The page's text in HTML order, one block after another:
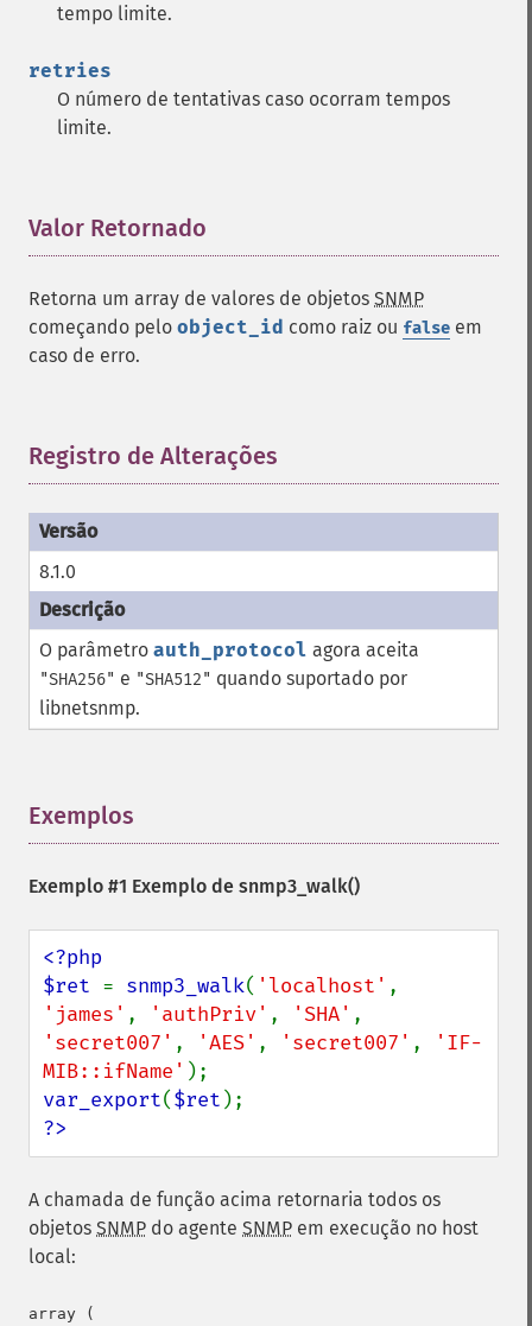
tempo limite.
retries
O número de tentativas caso ocorram tempos
limite.
Valor Retornado
Retorna um array de valores de objetos SNMP
começando pelo object_id como raiz ou false em
caso de erro.
Registro de Alterações
8.1.0
O parâmetro auth_protocol agora aceita
"SHA256" e "SHA512" quando suportado por
libnetsnmp.
Exemplos
Exemplo #1 Exemplo de snmp3_walk()
<?php
$ret = snmp3_walk( 'localhost'
'james' , 'authPriv' , 'SHA'
'secret007' , 'AES' , 'secret007' ,
'IF-
MIB::ifName'
var_export($ret
?>
A chamada de função acima retornaria todos os
objetos SNMP do agente SNMP em execução no host
local:
array (